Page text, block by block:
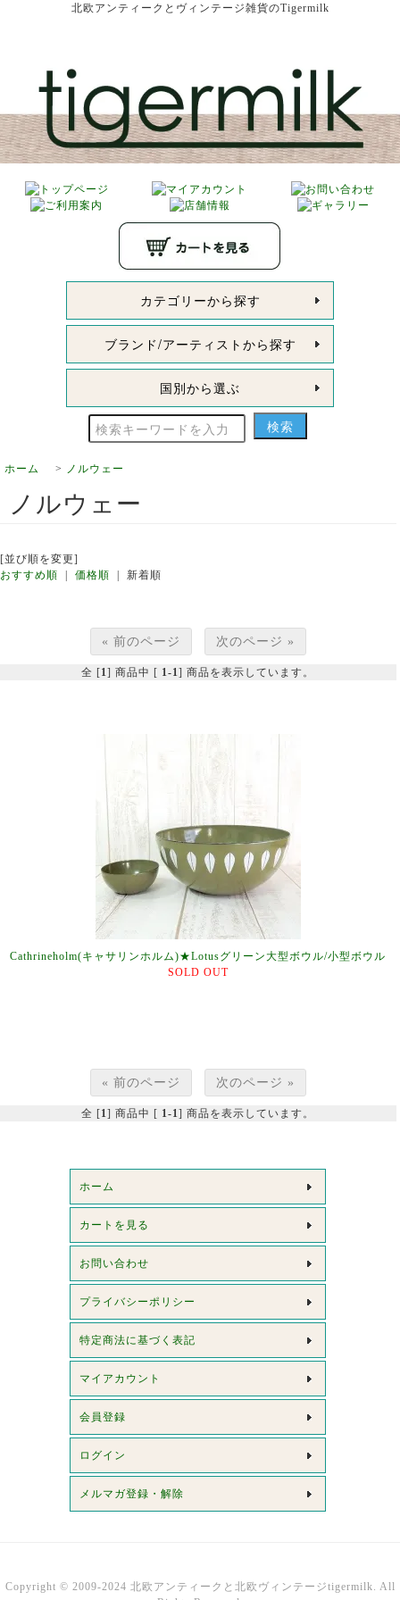
北欧アンティークとヴィンテージ雑貨のTigermilk
カテゴリーから探す
ブランド/アーティストから探す
国別から選ぶ
ホーム > ノルウェー
ノルウェー
[並び順を変更]
おすすめ順 | 価格順 | 新着順
« 前のページ 次のページ »
全 [1] 商品中 [ 1-1] 商品を表示しています。
Cathrineholm(キャサリンホルム)★Lotusグリーン大型ボウル/小型ボウル
SOLD OUT
« 前のページ 次のページ »
全 [1] 商品中 [ 1-1] 商品を表示しています。
ホーム
カートを見る
お問い合わせ
プライバシーポリシー
特定商法に基づく表記
マイアカウント
会員登録
ログイン
メルマガ登録・解除
Copyright © 2009-2024 北欧アンティークと北欧ヴィンテージtigermilk. All